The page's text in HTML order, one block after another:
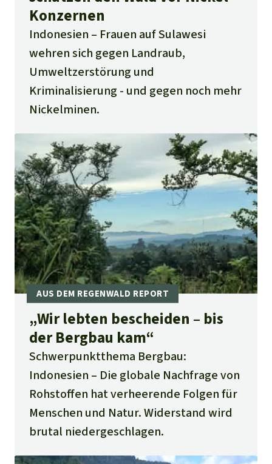
Konzernen
Indonesien
Frauen auf Sulawesi
wehren sich gegen Landraub,
Umweltzerstörung und
Kriminalisierung - und gegen noch mehr
Nickelminen.
„Wir lebten bescheiden – bis
der Bergbau kam“
Schwerpunktthema Bergbau:
Indonesien
Die globale Nachfrage von
Rohstoffen hat verheerende Folgen für
Menschen und Natur. Widerstand wird
brutal niedergeschlagen.